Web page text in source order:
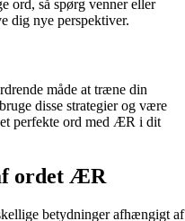
ord, så spørg venner eller
dig nye perspektiver.
måde at træne din
disse strategier og være
perfekte ord med ÆR i dit
ordet ÆR
betydninger afhængigt af